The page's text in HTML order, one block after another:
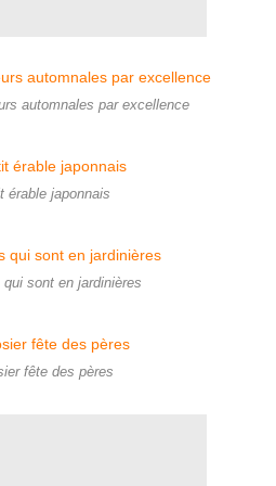
automnales par excellence
érable japonnais
sont en jardinières
fête des pères